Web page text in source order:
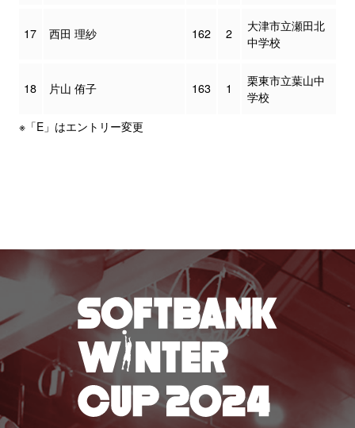
17 西田 理紗 162 2
大津市立瀬田北
中学校
18 片山 侑子 163 1
栗東市立葉山中
学校
※「E」はエントリー変更